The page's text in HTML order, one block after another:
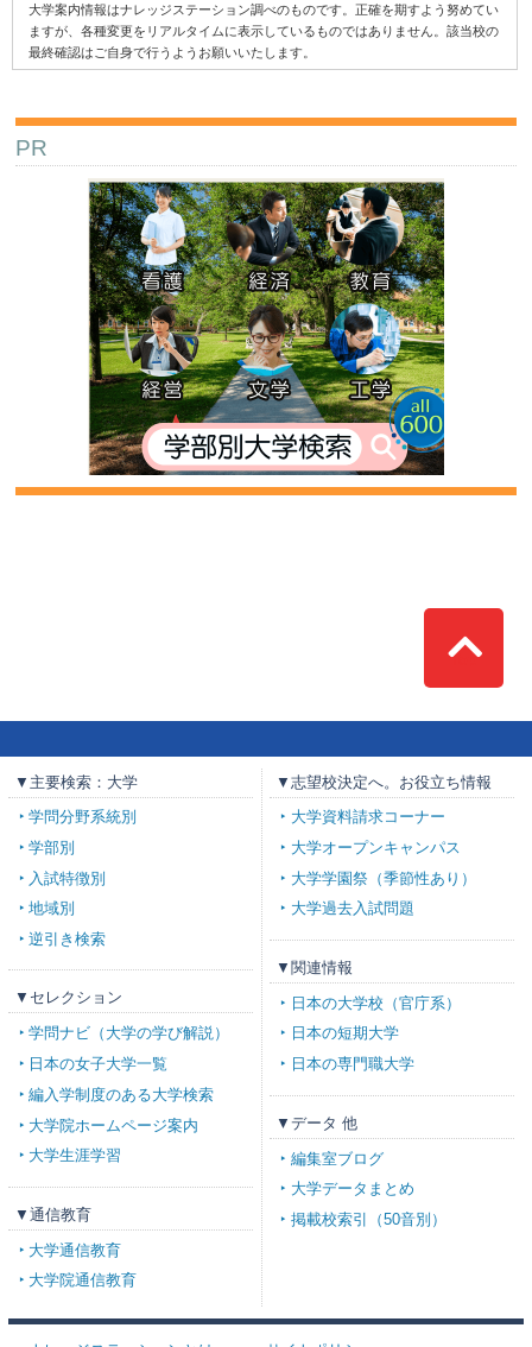
大学案内情報はナレッジステーション調べのものです。正確を期すよう努めてい
ますが、各種変更をリアルタイムに表示しているものではありません。該当校の
最終確認はご自身で行うようお願いいたします。
PR
Top
▼主要検索：大学
学問分野系統別
学部別
入試特徴別
地域別
逆引き検索
▼セレクション
学問ナビ（大学の学び解説）
日本の女子大学一覧
編入学制度のある大学検索
大学院ホームページ案内
大学生涯学習
▼通信教育
大学通信教育
大学院通信教育
▼志望校決定へ。お役立ち情報
大学資料請求コーナー
大学オープンキャンパス
大学学園祭（季節性あり）
大学過去入試問題
▼関連情報
日本の大学校（官庁系）
日本の短期大学
日本の専門職大学
▼データ 他
編集室ブログ
大学データまとめ
掲載校索引（50音別）